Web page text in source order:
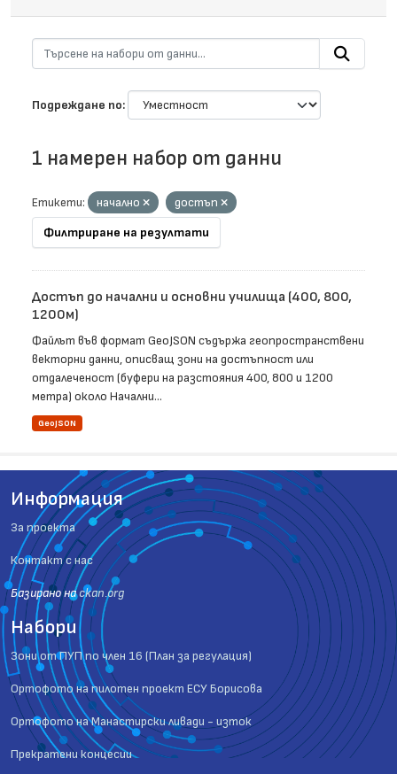
Подреждане по
1 намерен набор от данни
Етикети: начално
достъп
Филтриране на резултати
Достъп до начални и основни училища (400, 800,
1200м)
Файлът във формат GeoJSON съдържа геопространствени
векторни данни, описващ зони на достъпност или
отдалеченост (буфери на разстояния 400, 800 и 1200
метра) около Начални...
GeoJSON
Информация
За проекта
Контакт с нас
Базиранo наckan.org
Набори
Зони от ПУП по член 16 (План за регулация)
Ортофото на пилотен проект ЕСУ Борисова
Ортофото на Манастирски ливади - изток
Прекратени концесии